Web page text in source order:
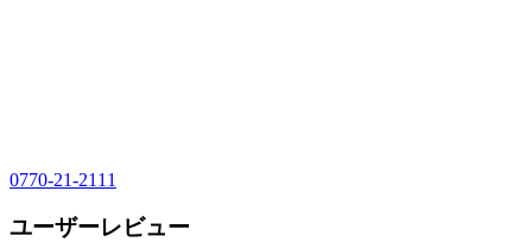
0770-21-2111
ユーザーレビュー